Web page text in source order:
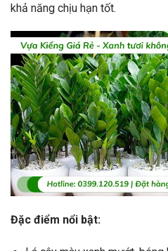
khả năng chịu hạn tốt.
Đặc điểm nổi bật: